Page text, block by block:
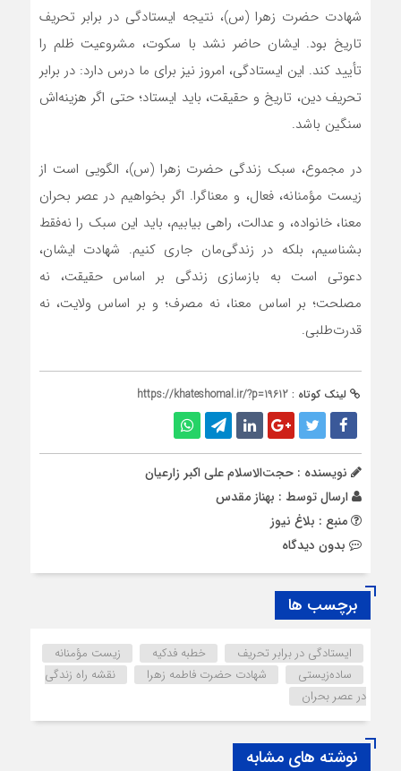
شهادت حضرت زهرا (س)، نتیجه ایستادگی در برابر تحریف
تاریخ بود. ایشان حاضر نشد با سکوت، مشروعیت ظلم را
تأیید کند. این ایستادگی، امروز نیز برای ما درس دارد: در برابر
تحریف دین، تاریخ و حقیقت، باید ایستاد؛ حتی اگر هزینه‌اش
سنگین باشد.
در مجموع، سبک زندگی حضرت زهرا (س)، الگویی است از
زیست مؤمنانه، فعال، و معناگرا. اگر بخواهیم در عصر بحران
معنا، خانواده، و عدالت، راهی بیابیم، باید این سبک را نه‌فقط
بشناسیم، بلکه در زندگی‌مان جاری کنیم. شهادت ایشان،
دعوتی است به بازسازی زندگی بر اساس حقیقت، نه
مصلحت؛ بر اساس معنا، نه مصرف؛ و بر اساس ولایت، نه
قدرت‌طلبی.
لینک کوتاه : https://khateshomal.ir/?p=19612
نویسنده : حجت‌‌الاسلام علی اکبر زارعیان
ارسال توسط : بهناز مقدس
منبع : بلاغ نیوز
بدون دیدگاه
برچسب ها
ایستادگی در برابر تحریف خطبه فدکیه
زیست مؤمنانه
ساده‌زیستی
شهادت حضرت فاطمه زهرا
نقشه راه زندگی
در عصر بحران
نوشته های مشابه